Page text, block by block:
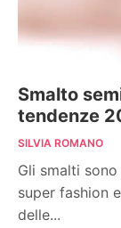
Smalto
tendenze
SILVIA ROMANO
Gli smalti
super fashion
delle...